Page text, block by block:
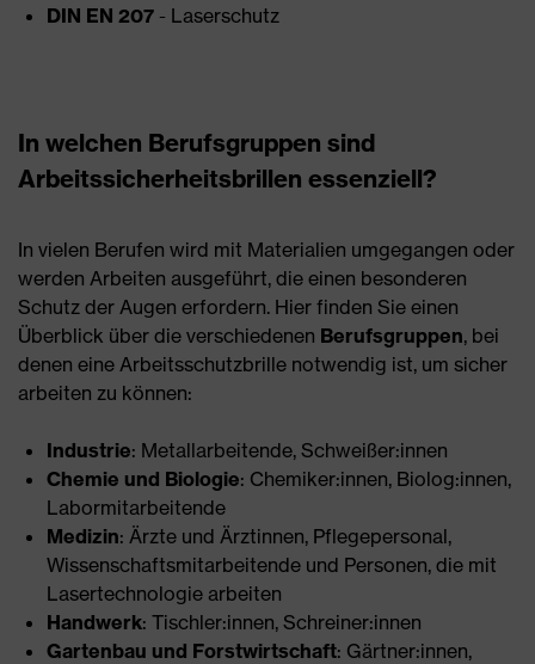
DIN EN 207 - Laserschutz
In welchen Berufsgruppen sind
Arbeitssicherheitsbrillen essenziell?
In vielen Berufen wird mit Materialien umgegangen oder
werden Arbeiten ausgeführt, die einen besonderen
Schutz der Augen erfordern. Hier finden Sie einen
Überblick über die verschiedenen Berufsgruppen, bei
denen eine Arbeitsschutzbrille notwendig ist, um sicher
arbeiten zu können:
Industrie: Metallarbeitende, Schweißer:innen
Chemie und Biologie: Chemiker:innen, Biolog:innen,
Labormitarbeitende
Medizin: Ärzte und Ärztinnen, Pflegepersonal,
Wissenschaftsmitarbeitende und Personen, die mit
Lasertechnologie arbeiten
Handwerk: Tischler:innen, Schreiner:innen
Gartenbau und Forstwirtschaft: Gärtner:innen,